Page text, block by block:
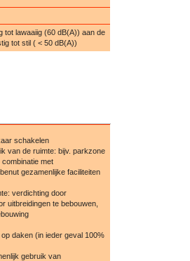
tot lawaaiig (60 dB(A)) aan de
tot stil ( < 50 dB(A))
schakelen
van de ruimte: bijv. parkzone
met
gezamenlijke faciliteiten
verdichting door
uitbreidingen te bebouwen,
daken (in ieder geval 100%
gebruik van